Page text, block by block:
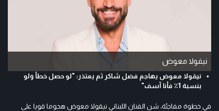
نيقولا معوض
نيقولا معوض يهاجم فضل شاكر ثم يعتذر: "لو حصل خطأ ولو
بنسبة 1٪ فأنا آسف"
في خطوة مفاجئة، شن الفنان اللبناني نيقولا معوض هجوما قويا على